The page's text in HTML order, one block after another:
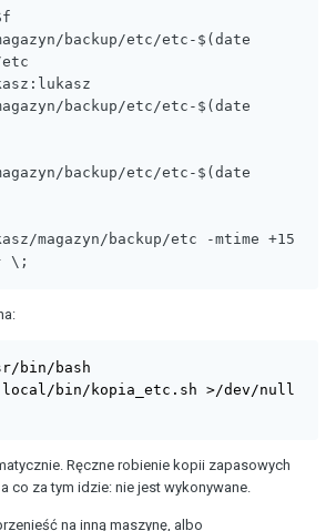
backup/etc/etc-$(date
backup/etc/etc-$(date
backup/etc/etc-$(date
magazyn/backup/etc -mtime +15
\;
bin/bash
bin/kopia_etc.sh >/dev/null
Ręczne robienie kopii zapasowych
co za tym idzie: nie jest wykonywane.
na inną maszynę, albo